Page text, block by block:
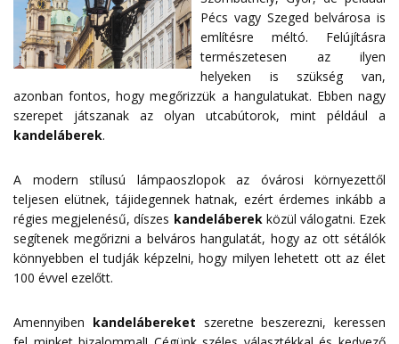
Pécs vagy Szeged belvárosa is
említésre méltó. Felújításra
természetesen az ilyen
helyeken is szükség van,
azonban fontos, hogy megőrizzük a hangulatukat. Ebben nagy
szerepet játszanak az olyan utcabútorok, mint például a
kandeláberek.
A modern stílusú lámpaoszlopok az óvárosi környezettől
teljesen elütnek, tájidegennek hatnak, ezért érdemes inkább a
régies megjelenésű, díszes kandeláberekközül válogatni. Ezek
segítenek megőrizni a belváros hangulatát, hogy az ott sétálók
könnyebben el tudják képzelni, hogy milyen lehetett ott az élet
100 évvel ezelőtt.
Amennyiben kandelábereket szeretne beszerezni, keressen